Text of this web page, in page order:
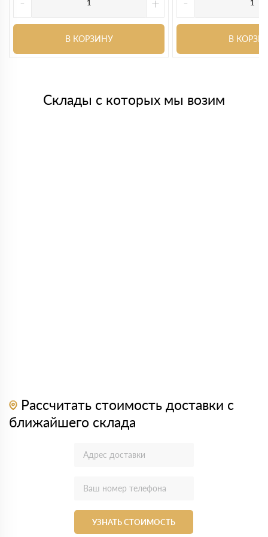
В КОРЗИНУ В
Склады с которых мы возим
Рассчитать стоимость доставки с
ближайшего склада
УЗНАТЬ СТОИМОСТЬ